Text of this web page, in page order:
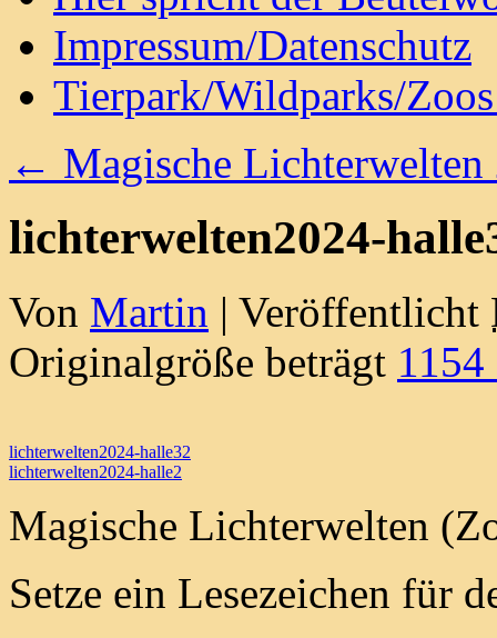
Impressum/Datenschutz
Tierpark/Wildparks/
← Magische Lichterwelten
lichterwelten2024-
Von Martin | Veröffentlicht
Originalgröße beträgt
lichterwelten2024-halle32
lichterwelten2024-halle2
Magische Lichterwelten
Setze ein Lesezeichen für